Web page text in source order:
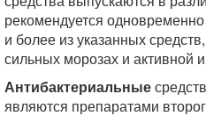
рекомендуется
и более из указанных
сильных морозах и активной
Антибактериальные
являются препаратами